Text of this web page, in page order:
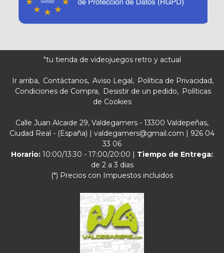
"tu tienda de videojuegos retro y actual
Ir arriba Contáctanos Aviso Legal
Política de Privacidad
Condiciones de Compra
Desistir de un pedido
Políticas
de Cookies
Calle Juan Alcaide 29, Valdegamers - 13300 Valdepeñas,
Ciudad Real - (España) | valdegamers@gmail.com | 926 04
33 06
Horario: 10:00/13:30 - 17:00/20:00 | Tiempo de Entrega:
de 2 a 3 dias
(*) Precios con Impuestos incluidos